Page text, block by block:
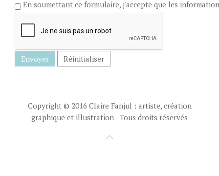
En soumettant ce formulaire, j'accepte que les
Envoyer Réinitialiser
Copyright © 2016 Claire Fanjul : artiste, création
graphique et illustration - Tous droits réservés